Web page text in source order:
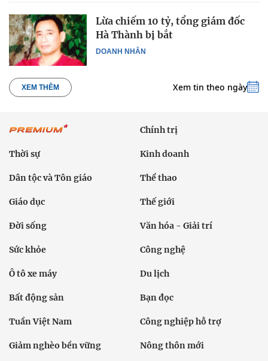
DOANH NHÂN
Lừa chiếm 10 tỷ, tổng giám đốc
Hà Thành bị bắt
XEM THÊM Xem tin theo ngày
Chính trị
Thời sự Kinh doanh
Dân tộc và Tôn giáo Thể thao
Giáo dục Thế giới
Đời sống Văn hóa - Giải trí
Sức khỏe Công nghệ
Ô tô xe máy Du lịch
Bất động sản Bạn đọc
Tuần Việt Nam Công nghiệp hỗ trợ
Giảm nghèo bền vững Nông thôn mới